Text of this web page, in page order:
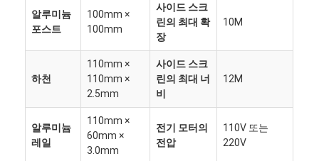
집
제품
비디오
우리 에 관한 것
알루미늄
포스트
100mm ×
100mm
사이드 스크
린의 최대 확
장
10M
하천
110mm ×
110mm ×
2.5mm
사이드 스크
린의 최대 너
비
12M
알루미늄
레일
110mm ×
60mm ×
3.0mm
전기 모터의
전압
110V 또는
220V